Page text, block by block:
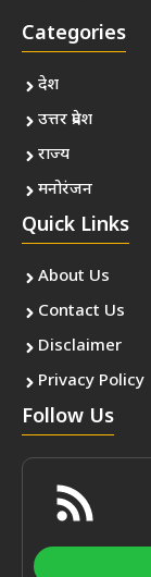
Categories
देश
उत्तर प्रदेश
राज्य
मनोरंजन
Quick Links
About Us
Contact Us
Disclaimer
Privacy Policy
Follow Us